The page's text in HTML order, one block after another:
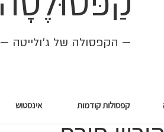
— הקפסולה של ג׳ולייטה —
קפסולות קודמות אינסטוש